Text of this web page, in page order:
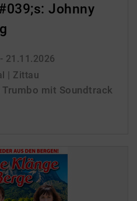
Johnny
21.11.2026
| Zittau
mit Soundtrack